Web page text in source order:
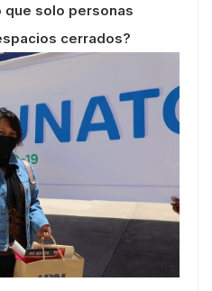
que solo personas
cerrados?